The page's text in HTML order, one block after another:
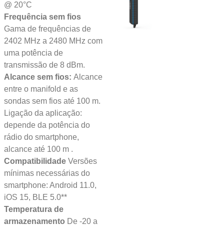
@ 20°C
Frequência sem fios
Gama de frequências de
2402 MHz a 2480 MHz com
uma potência de
transmissão de 8 dBm.
Alcance sem fios: Alcance
entre o manifold e as
sondas sem fios até 100 m.
Ligação da aplicação:
depende da potência do
rádio do smartphone,
alcance até 100 m .
Compatibilidade Versões
mínimas necessárias do
smartphone: Android 11.0,
iOS 15, BLE 5.0**
Temperatura de
armazenamento De -20 a